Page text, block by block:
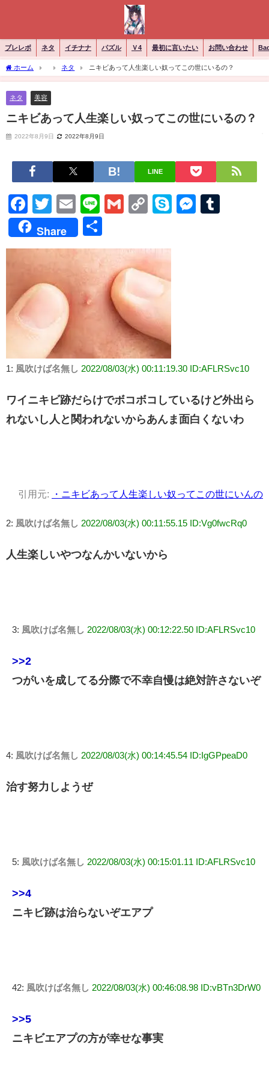
ブレレボ ネタ イチナナ パズル Ｖ4 最初に言いたい お問い合わせ
ホーム ネタ ニキビあって人生楽しい奴ってこの世にいるの？
ネタ 美容
ニキビあって人生楽しい奴ってこの世にいるの？
2022年8月9日 2022年8月9日
LINE
Facebook
Twitter
EmailLineGmailCopySkype
Share
有
1: 風吹けば名無し 2022/08/03(水) 00:11:19.30 ID:AFLRSvc10
ワイニキビ跡だらけでボコボコしているけど外出ら
れないし人と関われないからあんま面白くないわ
引用元: ・ニキビあって人生楽しい奴ってこの世にいんの
2: 風吹けば名無し 2022/08/03(水) 00:11:55.15 ID:Vg0fwcRq0
人生楽しいやつなんかいないから
3: 風吹けば名無し 2022/08/03(水) 00:12:22.50 ID:AFLRSvc10
>>2
つがいを成してる分際で不幸自慢は絶対許さないぞ
4: 風吹けば名無し 2022/08/03(水) 00:14:45.54 ID:IgGPpeaD0
治す努力しようぜ
5: 風吹けば名無し 2022/08/03(水) 00:15:01.11 ID:AFLRSvc10
>>4
ニキビ跡は治らないぞエアプ
42: 風吹けば名無し 2022/08/03(水) 00:46:08.98 ID:vBTn3DrW0
>>5
ニキビエアプの方が幸せな事実